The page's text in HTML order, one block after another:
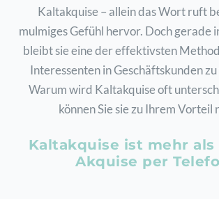
Kaltakquise – allein das Wort ruft
mulmiges Gefühl hervor. Doch gerade
bleibt sie eine der effektivsten
Interessenten in Geschäftskunden
Warum wird Kaltakquise oft
können Sie sie zu Ihrem Vorteil
Kaltakquise ist mehr als
Akquise per